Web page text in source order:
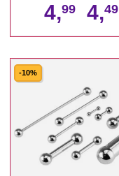
4,99 4,49
-10%